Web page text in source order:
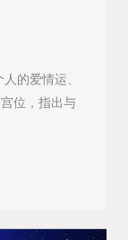
的爱情运、
位，指出与